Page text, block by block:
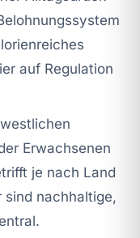
auf Regulation
Erwachsenen
je nach Land
sind nachhaltige,